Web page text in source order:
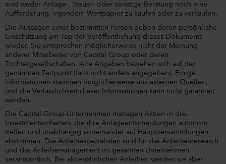
sind weder Anlage-, Steuer- oder sonstige Beratung noch eine
Aufforderung, irgendein Wertpapier zu kaufen oder zu verkaufen.
Die Aussagen einer bestimmten Person geben deren persönliche
Einschätzung am Tag der Veröffentlichung dieses Dokuments
wieder. Sie entsprechen möglicherweise nicht der Meinung
anderer Mitarbeiter von Capital Group oder deren
Tochtergesellschaften. Alle Angaben beziehen sich auf den
genannten Zeitpunkt (falls nicht anders angegeben). Einige
Informationen stammen möglicherweise aus externen Quellen,
und die Verlässlichkeit dieser Informationen kann nicht garantiert
werden.
Die Capital-Group-Unternehmen managen Aktien in drei
Investmenteinheiten, die ihre Anlageentscheidungen autonom
treffen und unabhängig voneinander auf Hauptversammlungen
abstimmen. Die Anleihespezialisten sind für das Anleihenresearch
und das Anleihemanagement im gesamten Unternehmen
verantwortlich. Bei aktienähnlichen Anleihen werden sie aber